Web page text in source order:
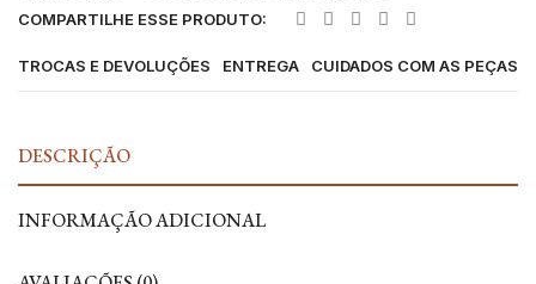
COMPARTILHE ESSE PRODUTO:
TROCAS E DEVOLUÇÕES ENTREGA CUIDADOS COM AS PEÇAS
DESCRIÇÃO
INFORMAÇÃO ADICIONAL